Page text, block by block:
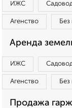
ИЖС
Агенство
Аренда
ИЖС
Агенство
Продажа